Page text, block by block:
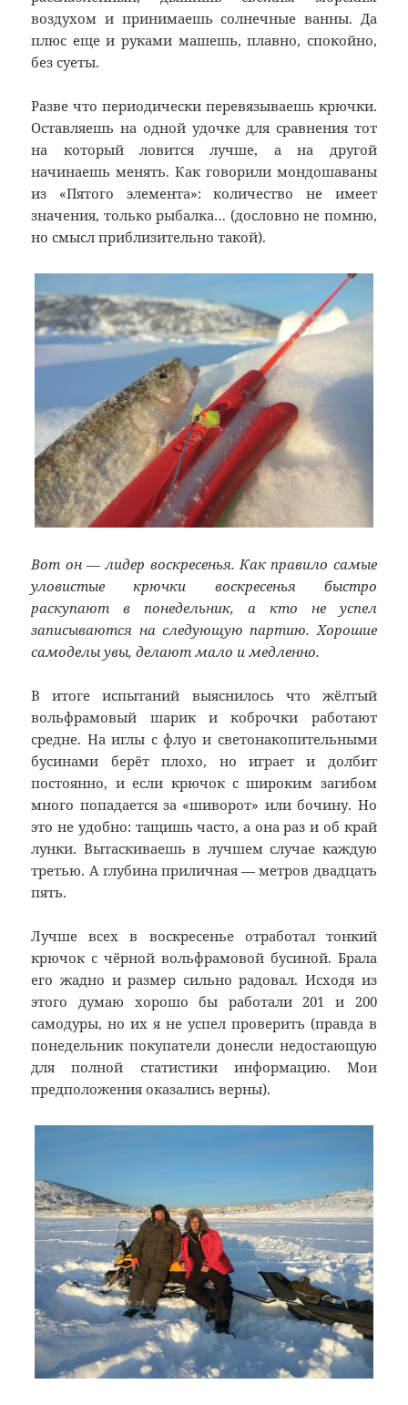
воздухом и принимаешь солнечные ванны. Да
плюс еще и руками машешь, плавно, спокойно,
без суеты.
Разве что периодически перевязываешь крючки.
Оставляешь на одной удочке для сравнения тот
на который ловится лучше, а на другой
начинаешь менять. Как говорили мондошаваны
из «Пятого элемента»: количество не имеет
значения, только рыбалка… (дословно не помню,
но смысл приблизительно такой).
Вот он — лидер воскресенья. Как правило самые
уловистые крючки воскресенья быстро
раскупают в понедельник, а кто не успел
записываются на следующую партию. Хорошие
самоделы увы, делают мало и медленно.
В итоге испытаний выяснилось что жёлтый
вольфрамовый шарик и коброчки работают
средне. На иглы с флуо и светонакопительными
бусинами берёт плохо, но играет и долбит
постоянно, и если крючок с широким загибом
много попадается за «шиворот» или бочину. Но
это не удобно: тащишь часто, а она раз и об край
лунки. Вытаскиваешь в лучшем случае каждую
третью. А глубина приличная — метров двадцать
пять.
Лучше всех в воскресенье отработал тонкий
крючок с чёрной вольфрамовой бусиной. Брала
его жадно и размер сильно радовал. Исходя из
этого думаю хорошо бы работали 201 и 200
самодуры, но их я не успел проверить (правда в
понедельник покупатели донесли недостающую
для полной статистики информацию. Мои
предположения оказались верны).